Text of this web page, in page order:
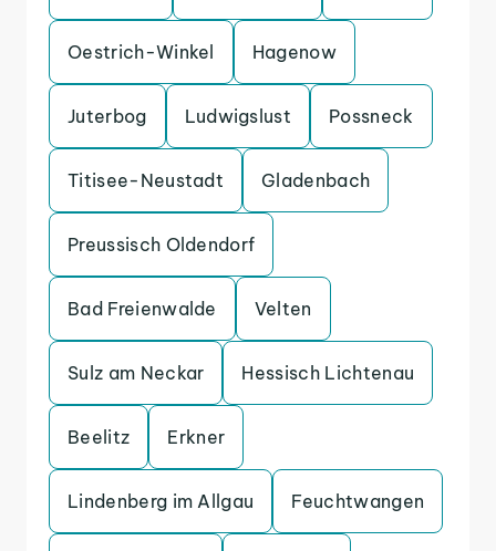
Oestrich-Winkel Hagenow
Juterbog Ludwigslust Possneck
Titisee-Neustadt Gladenbach
Preussisch Oldendorf
Bad Freienwalde Velten
Sulz am Neckar Hessisch Lichtenau
Beelitz Erkner
Lindenberg im Allgau Feuchtwangen